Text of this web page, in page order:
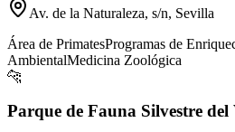
Av. de la Naturaleza, s/n, Sevilla
Área de PrimatesProgramas de
AmbientalMedicina Zoológica
🐆
Parque de Fauna Silvestre del